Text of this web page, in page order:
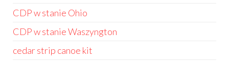
CDP w stanie Ohio
CDP w stanie Waszyngton
cedar strip canoe kit